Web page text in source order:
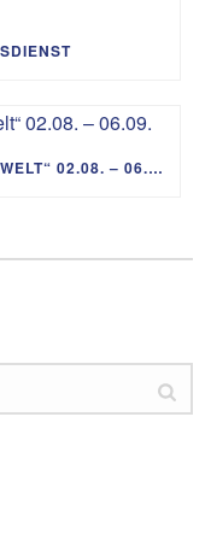
PREDIGTREIHE „MIT GOTT UM DIE WELT“ 02.08. – 06.09.